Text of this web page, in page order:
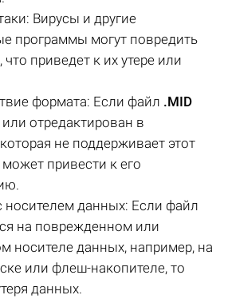
Вирусы и другие
программы могут повредить
, что приведет к их утере или
формата: Если файл .MID
отредактирован в
не поддерживает этот
привести к его
данных: Если файл
на поврежденном или
носителе данных, например, на
или флеш-накопителе, то
данных.